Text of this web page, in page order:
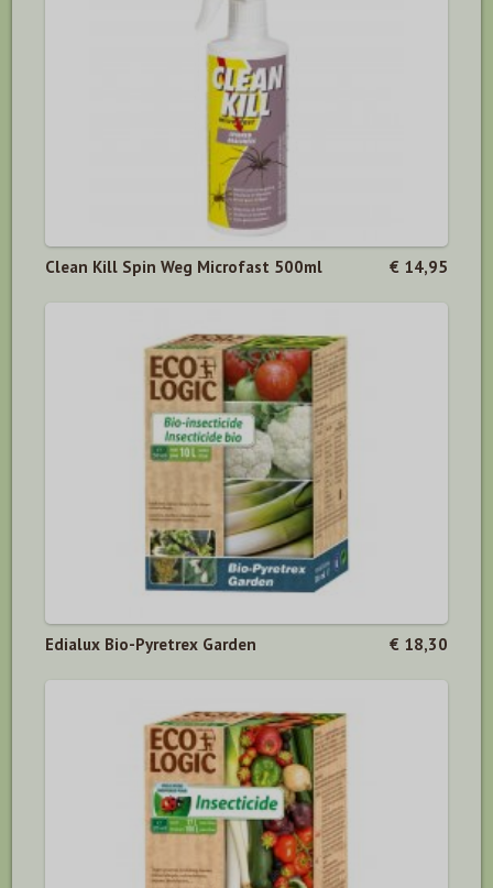
Clean Kill Spin Weg Microfast 500ml € 14,95
Edialux Bio-Pyretrex Garden € 18,30